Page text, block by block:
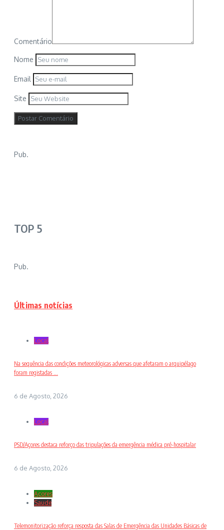
Comentário
Nome
Email
Site
Pub.
TOP 5
Pub.
Últimas notícias
Local
Na sequência das condições meteorológicas adversas que afetaram o arquipélago
foram registadas ...
6 de Agosto, 2026
Local
PSD/Açores destaca reforço das tripulações da emergência médica pré-hospitalar
6 de Agosto, 2026
Açores
Saude
Telemonitorização reforça resposta das Salas de Emergência das Unidades Básicas de